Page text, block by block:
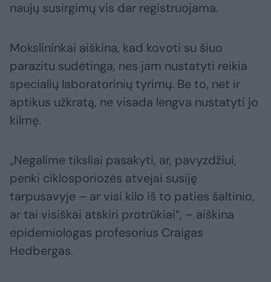
naujų susirgimų vis dar registruojama.
Mokslininkai aiškina, kad kovoti su šiuo
parazitu sudėtinga, nes jam nustatyti reikia
specialių laboratorinių tyrimų. Be to, net ir
aptikus užkratą, ne visada lengva nustatyti jo
kilmę.
„Negalime tiksliai pasakyti, ar, pavyzdžiui,
penki ciklosporiozės atvejai susiję
tarpusavyje – ar visi kilo iš to paties šaltinio,
ar tai visiškai atskiri protrūkiai“, – aiškina
epidemiologas profesorius Craigas
Hedbergas.